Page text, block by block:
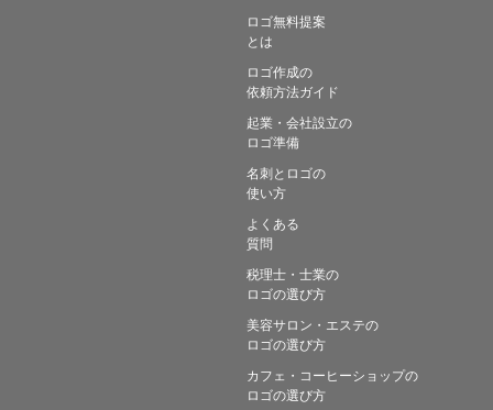
ロゴ無料提案
とは
ロゴ作成の
依頼方法ガイド
起業・会社設立の
ロゴ準備
名刺とロゴの
使い方
よくある
質問
税理士・士業の
ロゴの選び方
美容サロン・エステの
ロゴの選び方
カフェ・コーヒーショップの
ロゴの選び方